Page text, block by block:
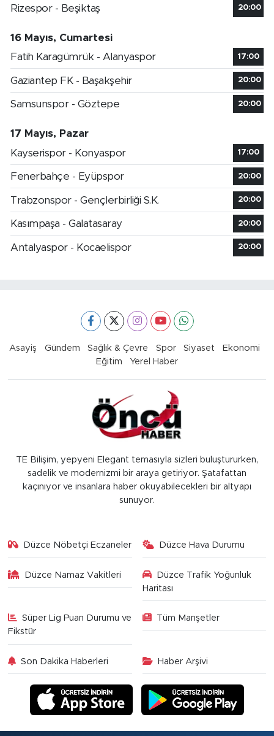
Rizespor - Beşiktaş
20:00
16 Mayıs, Cumartesi
Fatih Karagümrük - Alanyaspor
17:00
Gaziantep FK - Başakşehir 20:00
Samsunspor - Göztepe 20:00
17 Mayıs, Pazar
Kayserispor - Konyaspor
17:00
Fenerbahçe - Eyüpspor 20:00
Trabzonspor - Gençlerbirliği S.K. 20:00
Kasımpaşa - Galatasaray 20:00
Antalyaspor - Kocaelispor 20:00
Asayiş Gündem Sağlık & Çevre Spor Siyaset
Ekonomi
Eğitim
Yerel Haber
TE Bilişim, yepyeni Elegant temasıyla sizleri buluştururken,
sadelik ve modernizmi bir araya getiriyor. Şatafattan
kaçınıyor ve insanlara haber okuyabilecekleri bir altyapı
sunuyor.
Düzce Nöbetçi Eczaneler Düzce Hava Durumu
Düzce Namaz Vakitleri
Düzce Trafik Yoğunluk
Haritası
Süper Lig Puan Durumu ve
Fikstür
Tüm Manşetler
Son Dakika Haberleri Haber Arşivi